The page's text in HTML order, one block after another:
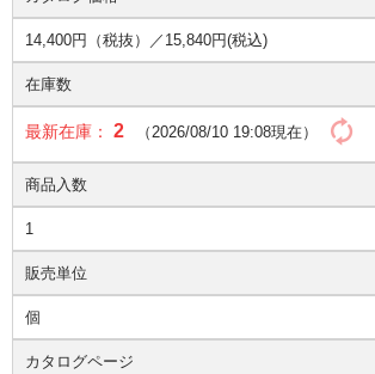
14,400円（税抜）／ 15,840円(税込)
在庫数
最新在庫： 2 （2026/08/10 19:08現在）
商品入数
1
販売単位
個
カタログページ